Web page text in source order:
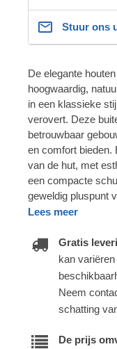
Stuur ons
De elegante
hoogwaardig,
in een klassieke
verovert. Deze
betrouwbaar
en comfort bieden.
van de hut, met
een compacte
geweldig pluspunt
Lees meer
Gratis
kan
Neem
schatting
De prijs